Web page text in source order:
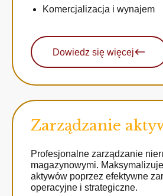
Komercjalizacja i wynajem
Dowiedz się więcej
Zarządzanie
Profesjonalne zarządzanie
magazynowymi.
aktywów poprzez efektywne
operacyjne i strategiczne.